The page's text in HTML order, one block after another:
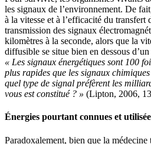
les signaux de l’environnement. De
à la vitesse et à l’efficacité du transfert
transmission des signaux
kilomètres à la seconde, alors que la
diffusible se situe bien en dessous
« Les signaux énergétiques sont 100
plus rapides que les signaux
quel type de signal préfèrent les
vous est constitué ? » (Lipton, 2006,
Énergies pourtant connues et
Paradoxalement, bien que la